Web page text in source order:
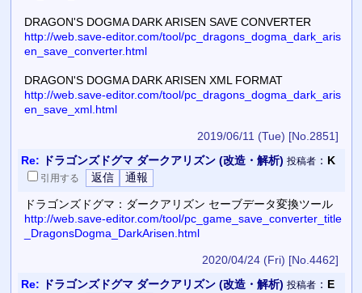
DRAGON'S DOGMA DARK ARISEN SAVE CONVERTER
http://web.save-editor.com/tool/pc_dragons_dogma_dark_aris
en_save_converter.html
DRAGON'S DOGMA DARK ARISEN XML FORMAT
http://web.save-editor.com/tool/pc_dragons_dogma_dark_aris
en_save_xml.html
2019/06/11 (Tue) [No.2851]
Re: ドラゴンズドグマ ダークアリズン (改造・解析) 投稿者： K
引用する
ドラゴンズドグマ：ダークアリズン セーブデータ変換ツール
http://web.save-editor.com/tool/pc_game_save_converter_title
_DragonsDogma_DarkArisen.html
2020/04/24 (Fri) [No.4462]
Re: ドラゴンズドグマ ダークアリズン (改造・解析) 投稿者： E